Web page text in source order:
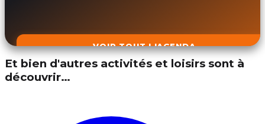
VOIR TOUT L'AGENDA
Et bien d'autres activités et loisirs sont à
découvrir…